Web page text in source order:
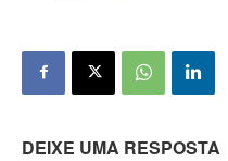
DEIXE UMA RESPOSTA